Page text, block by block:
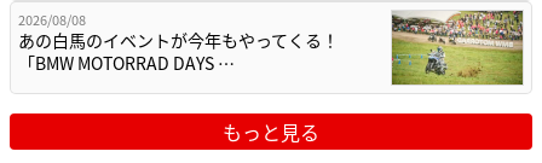
2026/08/08
あの白馬のイベントが今年もやってくる！
「BMW MOTORRAD DAYS …
もっと見る